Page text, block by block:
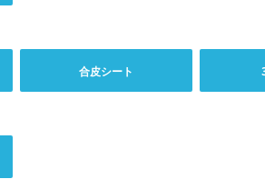
合皮シート